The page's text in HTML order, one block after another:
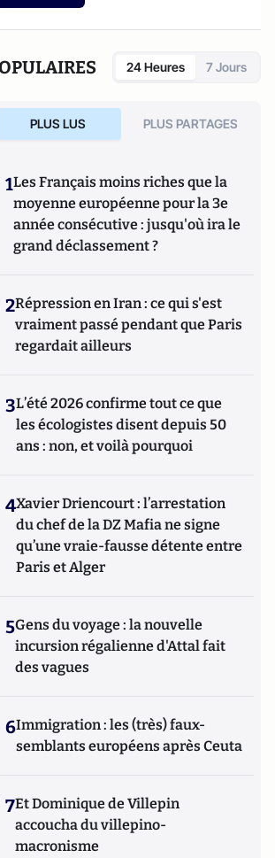
24 Heures 7 Jours
PLUS LUS PLUS PARTAGES
1Les Français moins riches que la
moyenne européenne pour la 3e
année consécutive : jusqu'où ira le
grand déclassement ?
2Répression en Iran : ce qui s'est
vraiment passé pendant que Paris
regardait ailleurs
3L’été 2026 confirme tout ce que
les écologistes disent depuis 50
ans : non, et voilà pourquoi
4Xavier Driencourt : l’arrestation
du chef de la DZ Mafia ne signe
qu’une vraie-fausse détente entre
Paris et Alger
5Gens du voyage : la nouvelle
incursion régalienne d'Attal fait
des vagues
6Immigration : les (très) faux-
semblants européens après Ceuta
7Et Dominique de Villepin
accoucha du villepino-
macronisme